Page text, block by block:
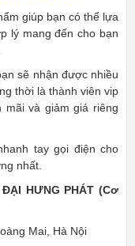
giúp bạn có thể lựa
lý mang đến cho bạn
sẽ nhận được nhiều
thời là thành viên vip
mãi và giảm giá riêng
tay gọi điện cho
nhất.
HƯNG PHÁT (Cơ
Mai, Hà Nội